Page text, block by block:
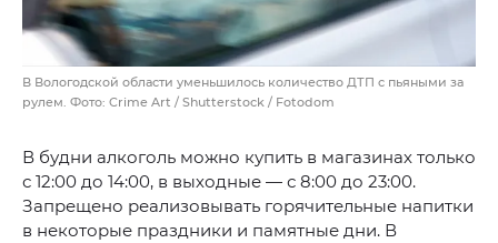
В Вологодской области уменьшилось количество ДТП с пьяными за
рулем. Фото: Crime Art / Shutterstock / Fotodom
В будни алкоголь можно купить в магазинах только
с 12:00 до 14:00, в выходные — с 8:00 до 23:00.
Запрещено реализовывать горячительные напитки
в некоторые праздники и памятные дни. В